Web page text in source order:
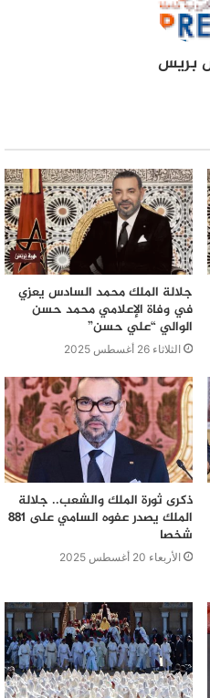
فيهم، لأن الأمر يتعلق بصحة
بريس
جلالة الملك محمد السادس يعزي
في وفاة الإعلامي محمد حسن
الوالي “علي حسن”
الثلاثاء 26 أغسطس 2025
ذكرى ثورة الملك والشعب.. جلالة
الملك يصدر عفوه السامي على 881
شخصا
الأربعاء 20 أغسطس 2025